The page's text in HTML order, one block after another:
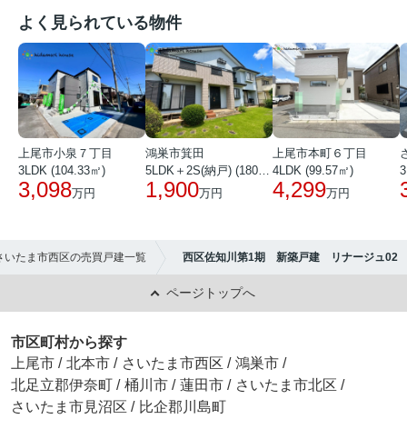
よく見られている物件
上尾市小泉７丁目
3LDK (104.33㎡)
3,098万円
鴻巣市箕田
1,900万円
上尾市本町６丁目
4LDK (99.57㎡)
4,299万円
いたま市西区の売買戸建一覧 西区佐知川第1期 新築戸建 リナージュ02
ページトップへ
市区町村から探す
上尾市 / 北本市 / さいたま市西区 / 鴻巣市 /
北足立郡伊奈町 / 桶川市 / 蓮田市 / さいたま市北区 /
さいたま市見沼区 / 比企郡川島町